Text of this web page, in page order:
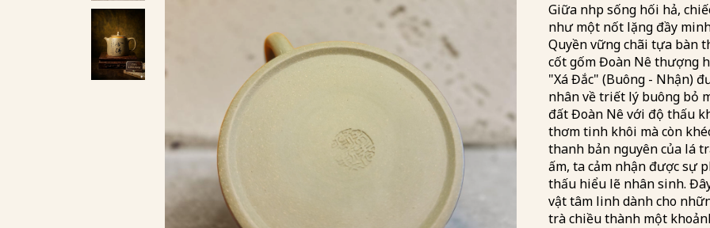
Giữa nhịp sống hối hả,
như một nốt lặng đầy
Quyền vững chãi tựa bàn
cốt gốm Đoàn Nê thượng
"Xá Đắc" (Buông - Nhận)
nhân về triết lý buông bỏ
đất Đoàn Nê với độ thấu
thơm tinh khôi mà còn
thanh bản nguyên của lá
ấm, ta cảm nhận được sự
thấu hiểu lẽ nhân sinh.
vật tâm linh dành cho
trà chiều thành một